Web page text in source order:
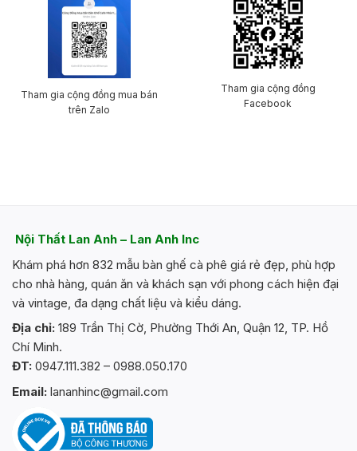
Tham gia cộng đồng mua bán
trên Zalo
Tham gia cộng đồng
Facebook
Nội Thất Lan Anh – Lan Anh Inc
Khám phá hơn 832 mẫu bàn ghế cà phê giá rẻ đẹp, phù hợp
cho nhà hàng, quán ăn và khách sạn với phong cách hiện đại
và vintage, đa dạng chất liệu và kiểu dáng.
Địa chỉ: 189 Trần Thị Cờ, Phường Thới An, Quận 12, TP. Hồ
Chí Minh.
ĐT: 0947.111.382 – 0988.050.170
Email: lananhinc@gmail.com